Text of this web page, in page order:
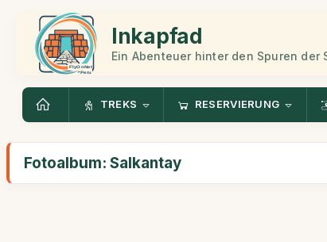
Inkapfad
Ein Abenteuer hinter den Spuren der
TREKS RESERVIERUNG
Fotoalbum: Salkantay